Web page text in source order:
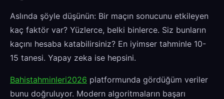
Aslında şöyle düşünün: Bir maçın sonucunu etkileyen
kaç faktör var? Yüzlerce, belki binlerce. Siz bunların
kaçını hesaba katabilirsiniz? En iyimser tahminle 10-
15 tanesi. Yapay zeka ise hepsini.
Bahistahminleri2026 platformunda gördüğüm veriler
bunu doğruluyor. Modern algoritmaların başarı